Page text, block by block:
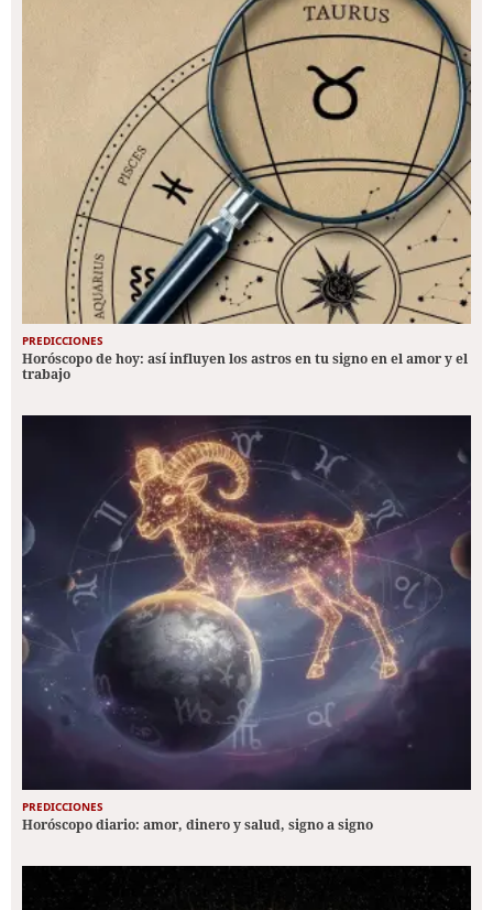
PREDICCIONES
Horóscopo de hoy: así influyen los astros en tu signo en el amor y el
trabajo
PREDICCIONES
Horóscopo diario: amor, dinero y salud, signo a signo